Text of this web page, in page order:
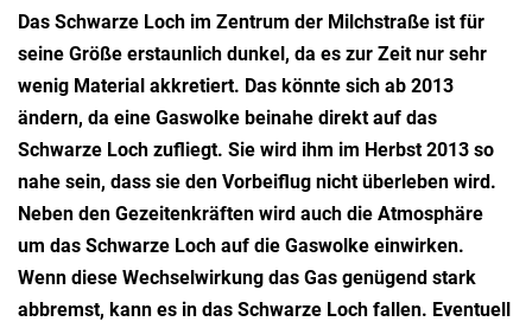
Das Schwarze Loch im Zentrum der Milchstraße ist für
seine Größe erstaunlich dunkel, da es zur Zeit nur sehr
wenig Material akkretiert. Das könnte sich ab 2013
ändern, da eine Gaswolke beinahe direkt auf das
Schwarze Loch zufliegt. Sie wird ihm im Herbst 2013 so
nahe sein, dass sie den Vorbeiflug nicht überleben wird.
Neben den Gezeitenkräften wird auch die Atmosphäre
um das Schwarze Loch auf die Gaswolke einwirken.
Wenn diese Wechselwirkung das Gas genügend stark
abbremst, kann es in das Schwarze Loch fallen. Eventuell